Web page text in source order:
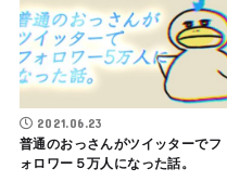
2021.06.23
普通のおっさんがツイッターでフ
ォロワー５万人になった話。